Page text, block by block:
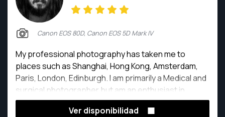
Canon EOS 80D, Canon EOS 5D Mark IV
My professional photography has taken me to
places such as Shanghai, Hong Kong, Amsterdam,
Paris, London, Edinburgh. I am primarily a Medical and
surgical photographer but am an enthusiast in
lifestyle, landscape and reportage Photography.
Ver disponibilidad